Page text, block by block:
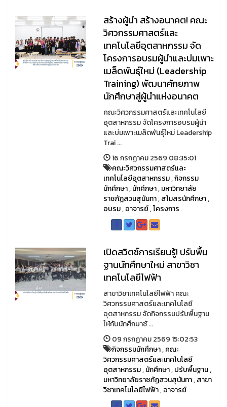
สร้างผู้นำ สร้างอนาคต! คณะ
วิศวกรรมศาสตร์และ
เทคโนโลยีอุตสาหกรรม จัด
โครงการอบรมผู้นำและบ่มเพาะ
เมล็ดพันธุ์ใหม่ (Leadership
Training) พัฒนาศักยภาพ
นักศึกษาสู่ผู้นำแห่งอนาคต
คณะวิศวกรรมศาสตร์และเทคโนโลยี
อุตสาหกรรม จัดโครงการอบรมผู้นำ
และบ่มเพาะเมล็ดพันธุ์ใหม่ Leadership
Trai ...
16 กรกฏาคม 2569 08:35:01
คณะวิศวกรรมศาสตร์และ
เทคโนโลยีอุตสาหกรรม,กิจกรรม
นักศึกษา,นักศึกษา,มหาวิทยาลัย
ราชภัฏสวนสุนันทา,สโมสรนักศึกษา,
อบรม,อาจารย์,โครงการ
เปิดสวิตช์การเรียนรู้! ปรับพื้น
ฐานนักศึกษาใหม่ สาขาวิชา
เทคโนโลยีไฟฟ้า
สาขาวิชาเทคโนโลยีไฟฟ้า คณะ
วิศวกรรมศาสตร์และเทคโนโลยี
อุตสาหกรรม จัดกิจกรรมปรับพื้นฐาน
ให้กับนักศึกษาชั ...
09 กรกฏาคม 2569 15:02:53
กิจกรรมนักศึกษา,คณะ
วิศวกรรมศาสตร์และเทคโนโลยี
อุตสาหกรรม,นักศึกษา,ปรับพื้นฐาน,
มหาวิทยาลัยราชภัฏสวนสุนันทา,สาขา
วิชาเทคโนโลยีไฟฟ้า,อาจารย์